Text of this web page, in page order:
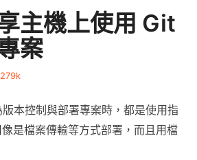
主機上使用 Git
案
本控制與部署專案時，都是使用指
是檔案傳輸等方式部署，而且用檔